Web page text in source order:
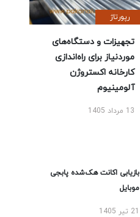
رپورتاژ
تجهیزات و دستگاه‌های
موردنیاز برای راه‌اندازی
کارخانه اکستروژن
آلومینیوم
13 مرداد 1405
بازیابی اکانت هک‌شده پابجی
موبایل
21 تیر 1405